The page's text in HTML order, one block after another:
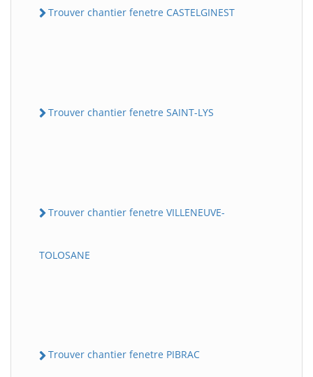
Trouver chantier fenetre CASTELGINEST
Trouver chantier fenetre SAINT-LYS
Trouver chantier fenetre VILLENEUVE-
TOLOSANE
Trouver chantier fenetre PIBRAC